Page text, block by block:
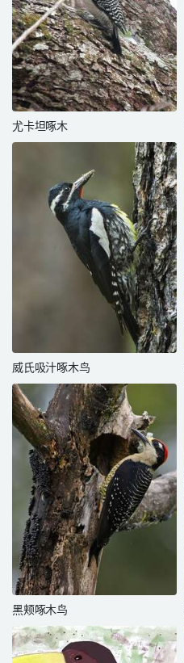
尤卡坦啄木
威氏吸汁啄木鸟
黑颊啄木鸟